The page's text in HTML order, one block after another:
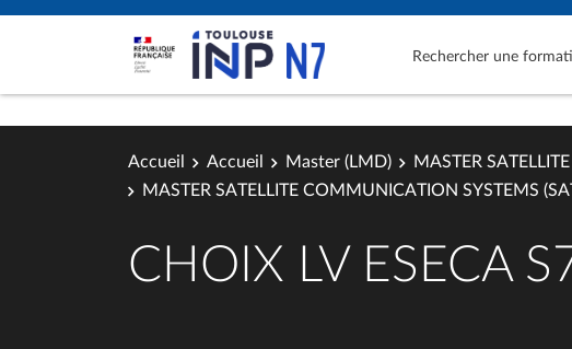
Rechercher une
Accueil Accueil Master (LMD)
MASTER
MASTER SATELLITE COMMUNICATION SYSTEMS
CHOIX LV ESECA